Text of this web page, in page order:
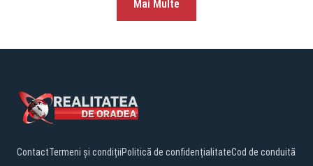
Mai Multe
ContactTermeni și condițiiPolitică de confidențialitateCod de conduită